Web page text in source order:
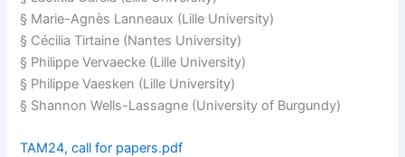
§ Marie-Agnès Lanneaux (Lille University)
§ Cécilia Tirtaine (Nantes University)
§ Philippe Vervaecke (Lille University)
§ Philippe Vaesken (Lille University)
§ Shannon Wells-Lassagne (University of Burgundy)
TAM24, call for papers.pdf